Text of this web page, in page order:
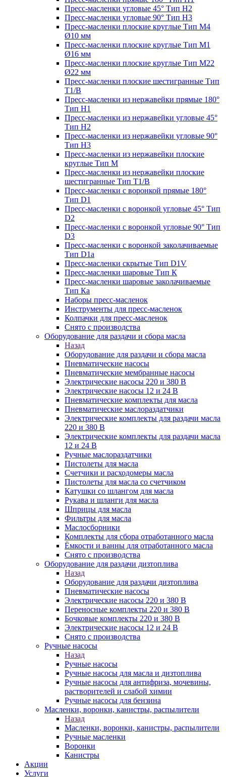
Пресс-масленки угловые 45° Тип H2
Пресс-масленки угловые 90° Тип H3
Пресс-масленки плоские круглые Тип M4
Ø10 мм
Пресс-масленки плоские круглые Тип M1
Ø16 мм
Пресс-масленки плоские круглые Тип M22
Ø22 мм
Пресс-масленки плоские шестигранные Тип
T1/B
Пресс-масленки из нержавейки прямые 180°
Тип H1
Пресс-масленки из нержавейки угловые 45°
Тип H2
Пресс-масленки из нержавейки угловые 90°
Тип H3
Пресс-масленки из нержавейки плоские
круглые Тип M
Пресс-масленки из нержавейки плоские
шестигранные Тип T1/B
Пресс-масленки с воронкой прямые 180°
Тип D1
Пресс-масленки с воронкой угловые 45° Тип
D2
Пресс-масленки с воронкой угловые 90° Тип
D3
Пресс-масленки с воронкой заколачиваемые
Тип D1a
Пресс-масленки скрытые Тип D1V
Пресс-масленки шаровые Тип К
Пресс-масленки шаровые заколачиваемые
Тип Кa
Наборы пресс-масленок
Инструменты для пресс-масленок
Колпачки для пресс-масленок
Снято с производства
Оборудование для раздачи и сбора масла
Назад
Оборудование для раздачи и сбора масла
Пневматические насосы
Пневматические мембранные насосы
Электрические насосы 220 и 380 В
Электрические насосы 12 и 24 В
Пневматические комплекты для масла
Пневматические маслораздатчики
Электрические комплекты для раздачи масла
220 и 380 В
Электрические комплекты для раздачи масла
12 и 24 В
Ручные маслораздатчики
Пистолеты для масла
Счетчики и расходомеры масла
Пистолеты для масла со счетчиком
Катушки со шлангом для масла
Рукава и шланги для масла
Шприцы для масла
Фильтры для масла
Маслосборники
Комплекты для сбора отработанного масла
Ёмкости и ванны для отработанного масла
Снято с производства
Оборудование для раздачи дизтоплива
Назад
Оборудование для раздачи дизтоплива
Пневматические насосы
Электрические насосы 220 и 380 В
Переносные комплекты 220 и 380 В
Бочковые комплекты 220 и 380 В
Электрические насосы 12 и 24 В
Снято с производства
Ручные насосы
Назад
Ручные насосы
Ручные насосы для масла и дизтоплива
Ручные насосы для антифриза, мочевины,
растворителей и слабой химии
Ручные насосы для бензина
Масленки, воронки, канистры, распылители
Назад
Масленки, воронки, канистры, распылители
Ручные масленки
Воронки
Канистры
Акции
Услуги